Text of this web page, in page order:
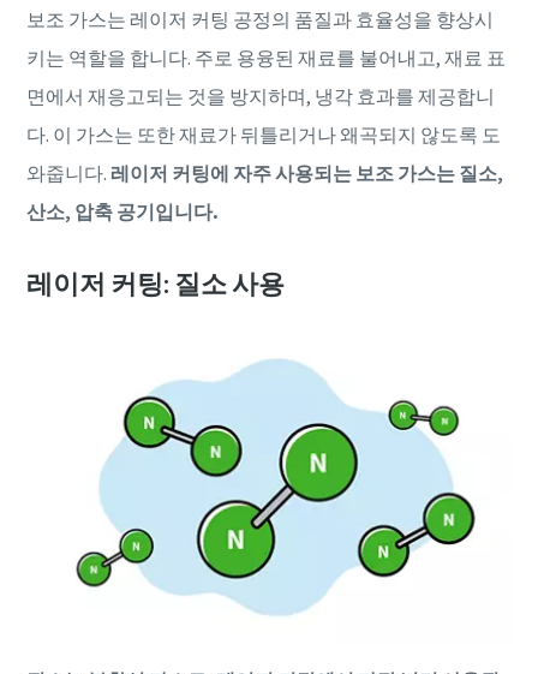
보조 가스는 레이저 커팅 공정의 품질과 효율성을 향상시
키는 역할을 합니다. 주로 용융된 재료를 불어내고, 재료 표
면에서 재응고되는 것을 방지하며, 냉각 효과를 제공합니
다. 이 가스는 또한 재료가 뒤틀리거나 왜곡되지 않도록 도
와줍니다. 레이저 커팅에 자주 사용되는 보조 가스는 질소,
산소, 압축 공기입니다.
레이저 커팅: 질소 사용